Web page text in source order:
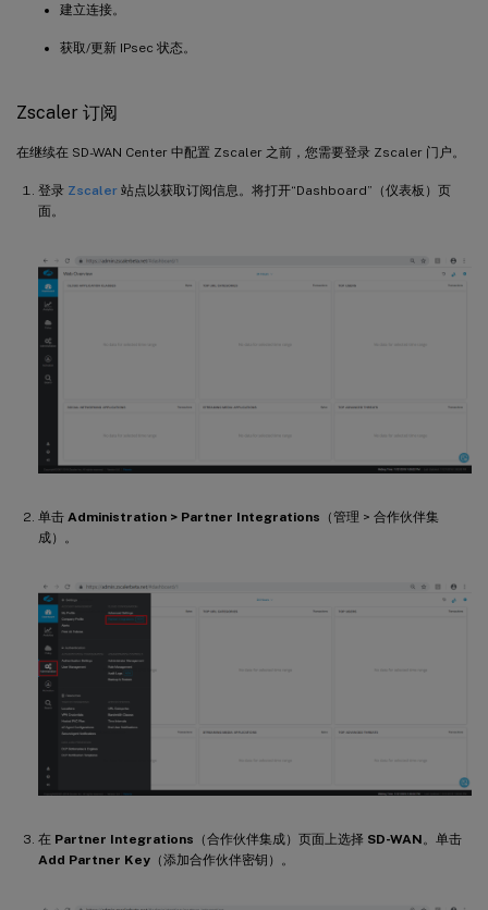
建立连接。
获取/更新 IPsec 状态。
Zscaler 订阅
在继续在 SD-WAN Center 中配置 Zscaler 之前，您需要登录 Zscaler 门户。
登录 Zscaler 站点以获取订阅信息。将打开“Dashboard”（仪表板）页
面。
单击 Administration > Partner Integrations （管理 > 合作伙伴集
成）。
在 Partner Integrations （合作伙伴集成）页面上选择 SD-WAN。单击
Add Partner Key （添加合作伙伴密钥）。